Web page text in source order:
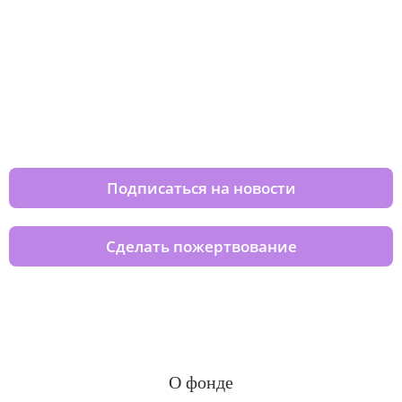
Подписаться на новости
Сделать пожертвование
О фонде